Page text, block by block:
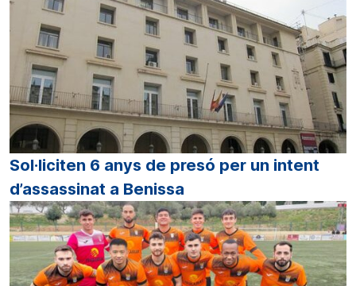
Sol·liciten 6 anys de presó per un intent
d’assassinat a Benissa